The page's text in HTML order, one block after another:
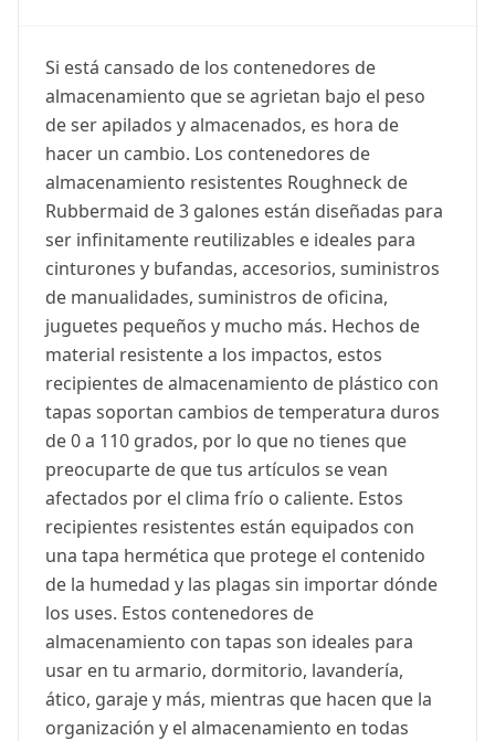
Si está cansado de los contenedores de
almacenamiento que se agrietan bajo el peso
de ser apilados y almacenados, es hora de
hacer un cambio. Los contenedores de
almacenamiento resistentes Roughneck de
Rubbermaid de 3 galones están diseñadas para
ser infinitamente reutilizables e ideales para
cinturones y bufandas, accesorios, suministros
de manualidades, suministros de oficina,
juguetes pequeños y mucho más. Hechos de
material resistente a los impactos, estos
recipientes de almacenamiento de plástico con
tapas soportan cambios de temperatura duros
de 0 a 110 grados, por lo que no tienes que
preocuparte de que tus artículos se vean
afectados por el clima frío o caliente. Estos
recipientes resistentes están equipados con
una tapa hermética que protege el contenido
de la humedad y las plagas sin importar dónde
los uses. Estos contenedores de
almacenamiento con tapas son ideales para
usar en tu armario, dormitorio, lavandería,
ático, garaje y más, mientras que hacen que la
organización y el almacenamiento en todas